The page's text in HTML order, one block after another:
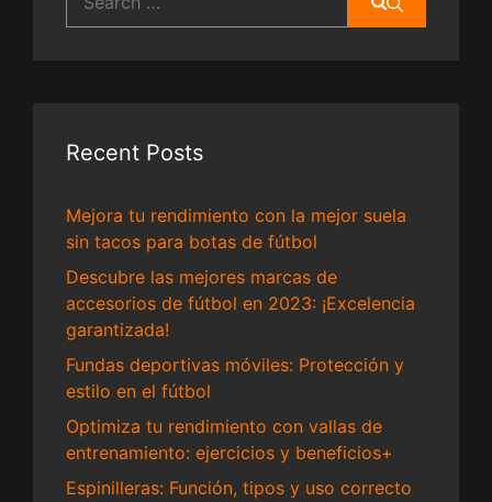
for:
Recent Posts
Mejora tu rendimiento con la mejor suela
sin tacos para botas de fútbol
Descubre las mejores marcas de
accesorios de fútbol en 2023: ¡Excelencia
garantizada!
Fundas deportivas móviles: Protección y
estilo en el fútbol
Optimiza tu rendimiento con vallas de
entrenamiento: ejercicios y beneficios+
Espinilleras: Función, tipos y uso correcto